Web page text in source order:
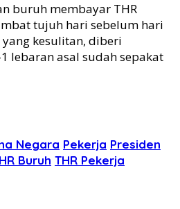
buruh membayar THR
tujuh hari sebelum hari
kesulitan, diberi
lebaran asal sudah sepakat
Negara Pekerja Presiden
Buruh THR Pekerja